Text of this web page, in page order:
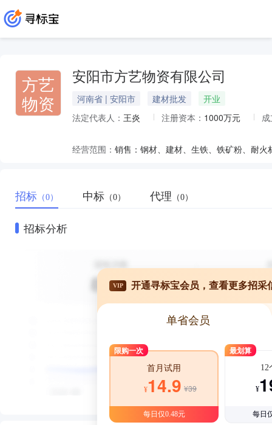
方艺
物资
安阳市方艺物资有限公司
河南省 | 安阳市 建材批发
开业
法定代表人： 王炎 注册资本： 1000万元
经营范围：
招标 （0） 中标 （0） 代理 （0）
招标分析
VIP 开通寻标宝会员，查看更多招采
单省会员
限购一次
首月试用
¥14.9 ¥39
每日仅0.48元
最划算
12
¥
每日